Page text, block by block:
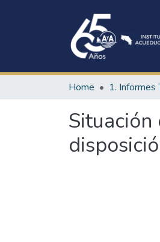
Home 1. Informes